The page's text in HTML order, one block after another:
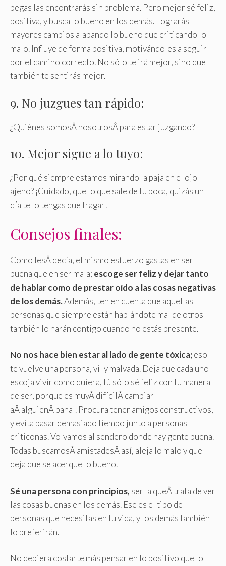
pegas las encontrarás sin problema. Pero mejor sé feliz,
positiva, y busca lo bueno en los demás. Lograrás
mayores cambios alabando lo bueno que criticando lo
malo. Influye de forma positiva, motivándoles a seguir
por el camino correcto. No sólo te irá mejor, sino que
también te sentirás mejor.
9. No juzgues tan rápido:
¿Quiénes somosÂ nosotrosÂ para estar juzgando?
10. Mejor sigue a lo tuyo:
¿Por qué siempre estamos mirando la paja en el ojo
ajeno? ¡Cuidado, que lo que sale de tu boca, quizás un
día te lo tengas que tragar!
Consejos finales:
Como lesÂ decía, el mismo esfuerzo gastas en ser
buena que en ser mala; escoge ser feliz y dejar tanto
de hablar como de prestar oído a las cosas negativas
de los demás.Además, ten en cuenta que aquellas
personas que siempre están hablándote mal de otros
también lo harán contigo cuando no estás presente.
No nos hace bien estar al lado de gente tóxica;eso
te vuelve una persona, vil y malvada. Deja que cada uno
escoja vivir como quiera, tú sólo sé feliz con tu manera
de ser, porque es muyÂ difícilÂ cambiar
aÂ alguienÂ banal. Procura tener amigos constructivos,
y evita pasar demasiado tiempo junto a personas
criticonas. Volvamos al sendero donde hay gente buena.
Todas buscamosÂ amistadesÂ así, aleja lo malo y que
deja que se acerque lo bueno.
Sé una persona con principios, ser la queÂ trata de ver
las cosas buenas en los demás. Ese es el tipo de
personas que necesitas en tu vida, y los demás también
lo preferirán.
No debiera costarte más pensar en lo positivo que lo